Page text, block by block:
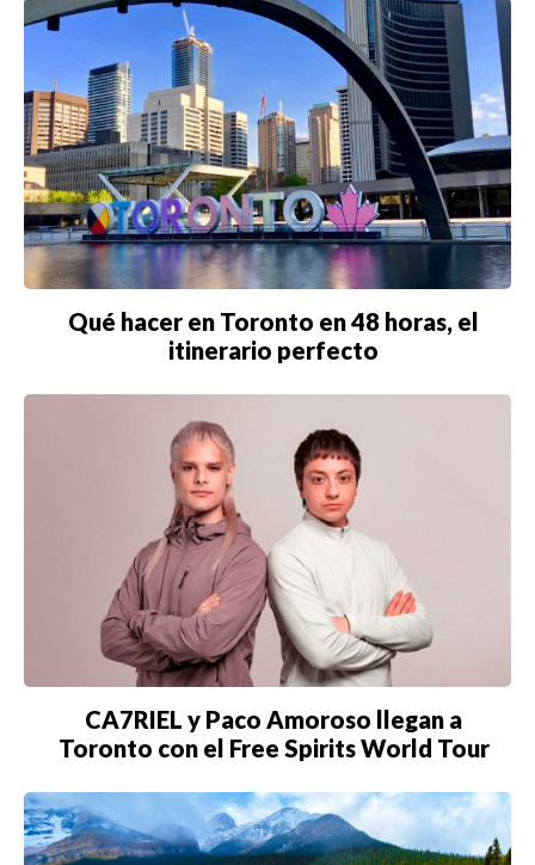
Qué hacer en Toronto en 48 horas, el
itinerario perfecto
CA7RIEL y Paco Amoroso llegan a
Toronto con el Free Spirits World Tour